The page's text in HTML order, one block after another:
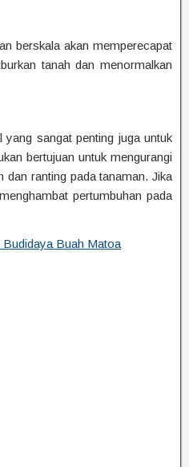
berskala akan memperecapat
tanah dan menormalkan
yang sangat penting juga untuk
bertujuan untuk mengurangi
dan ranting pada tanaman. Jika
pertumbuhan pada
Buah Matoa